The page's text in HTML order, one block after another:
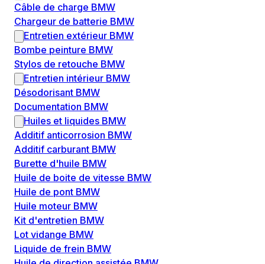
Câble de charge BMW
Chargeur de batterie BMW
Entretien extérieur BMW
Bombe peinture BMW
Stylos de retouche BMW
Entretien intérieur BMW
Désodorisant BMW
Documentation BMW
Huiles et liquides BMW
Additif anticorrosion BMW
Additif carburant BMW
Burette d'huile BMW
Huile de boite de vitesse BMW
Huile de pont BMW
Huile moteur BMW
Kit d'entretien BMW
Lot vidange BMW
Liquide de frein BMW